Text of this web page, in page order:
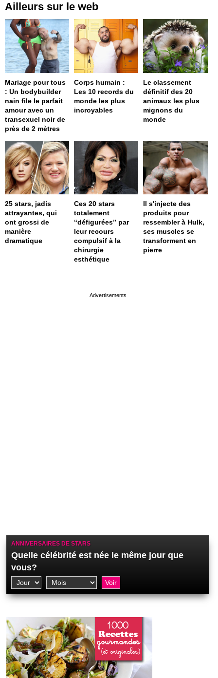
Ailleurs sur le web
Mariage pour tous
: Un bodybuilder
nain file le parfait
amour avec un
transexuel noir de
près de 2 mètres
Corps humain :
Les 10 records du
monde les plus
incroyables
Le classement
définitif des 20
animaux les plus
mignons du
monde
25 stars, jadis
attrayantes, qui
ont grossi de
manière
dramatique
Ces 20 stars
totalement
“défigurées” par
leur recours
compulsif à la
chirurgie
esthétique
Il s'injecte des
produits pour
ressembler à Hulk,
ses muscles se
transforment en
pierre
ANNIVERSAIRES DE STARS
Quelle célébrité est née le même jour que
vous?